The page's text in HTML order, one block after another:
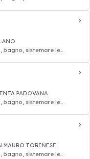
sistemare le
PADOVANA
sistemare le
TORINESE
sistemare le